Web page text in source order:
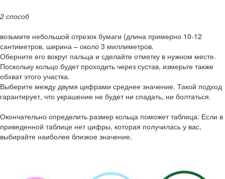
2 способ
возьмите небольшой отрезок бумаги (длина примерно 10-12
сантиметров, ширина – около 3 миллиметров.
Оберните его вокруг пальца и сделайте отметку в нужном месте.
Поскольку кольцо будет проходить через сустав, измерьте также
обхват этого участка.
Выберите между двумя цифрами среднее значение. Такой подход
гарантирует, что украшение не будет ни спадать, ни болтаться.
Окончательно определить размер кольца поможет таблица: Если в
приведенной таблице нет цифры, которая получилась у вас,
выбирайте наиболее близкое значение.